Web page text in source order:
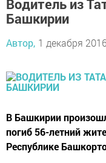
Водитель из
Башкирии
Автор, 1 декабря
В Башкирии
погиб 56-летний
Республике